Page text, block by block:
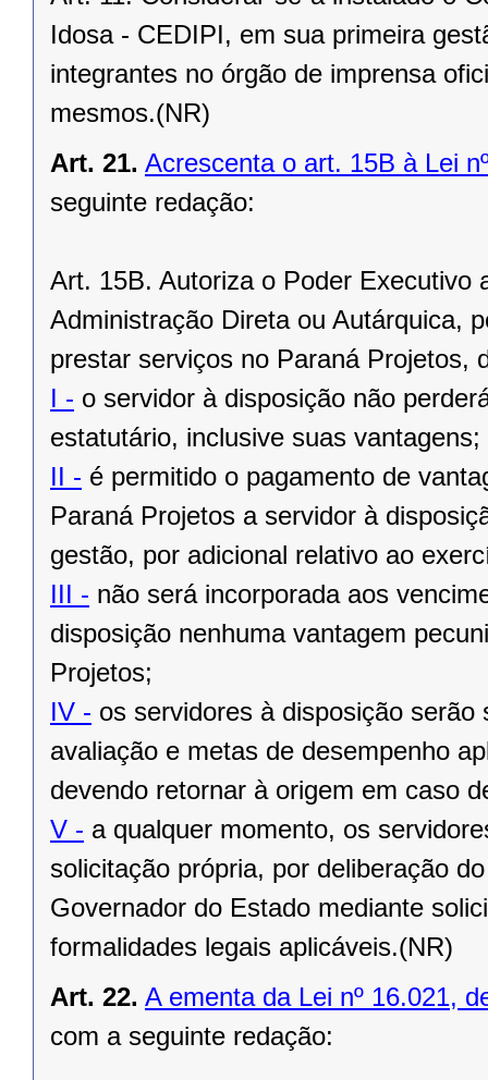
Idosa - CEDIPI, em sua primeira
integrantes no órgão de imprensa
mesmos.(NR)
Art. 21. Acrescenta o art. 15B à Lei
seguinte redação:
Art. 15B. Autoriza o Poder Executivo
Administração Direta ou Autárquica,
prestar serviços no Paraná Projetos,
I - o servidor à disposição não
estatutário, inclusive suas vantagens;
II - é permitido o pagamento de
Paraná Projetos a servidor à
gestão, por adicional relativo ao
III - não será incorporada aos
disposição nenhuma vantagem
Projetos;
IV - os servidores à disposição
avaliação e metas de desempenho
devendo retornar à origem em caso
V - a qualquer momento, os
solicitação própria, por deliberação
Governador do Estado mediante
formalidades legais aplicáveis.(NR)
Art. 22. A ementa da Lei nº 16.021,
com a seguinte redação: